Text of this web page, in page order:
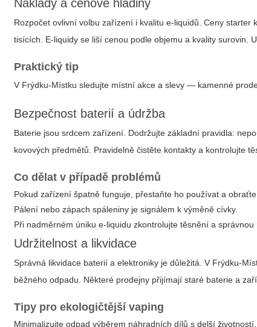
Náklady a cenové hladiny
Rozpočet ovlivní volbu zařízení i kvalitu e-liquidů. Ceny
tisících. E-liquidy se liší cenou podle objemu a kvality surovin.
Praktický tip
V Frýdku-Místku sledujte místní akce a slevy — kamenné
Bezpečnost baterií a údržba
Baterie jsou srdcem zařízení. Dodržujte základní pravidla:
kovových předmětů. Pravidelně čistěte kontakty a kontrolujte
Co dělat v případě problémů
Pokud zařízení špatně funguje, přestaňte ho používat a
Pálení nebo zápach spáleniny je signálem k výměně cívky.
Při nadměrném úniku e-liquidu zkontrolujte těsnění a správnou
Udržitelnost a likvidace
Správná likvidace baterií a elektroniky je důležitá. V Frýdku-
běžného odpadu. Některé prodejny přijímají staré baterie a
Tipy pro ekologičtější vaping
Minimalizujte odpad výběrem náhradních dílů s delší životností.